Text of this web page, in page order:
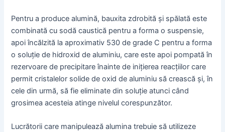
Pentru a produce alumină, bauxita zdrobită și spălată este
combinată cu sodă caustică pentru a forma o suspensie,
apoi încălzită la aproximativ 530 de grade C pentru a forma
o soluție de hidroxid de aluminiu, care este apoi pompată în
rezervoare de precipitare înainte de inițierea reacțiilor care
permit cristalelor solide de oxid de aluminiu să crească și, în
cele din urmă, să fie eliminate din soluție atunci când
grosimea acesteia atinge nivelul corespunzător.
Lucrătorii care manipulează alumina trebuie să utilizeze